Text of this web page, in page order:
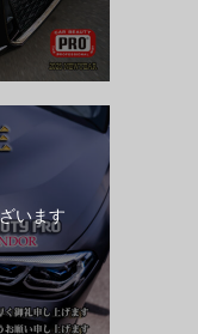
います